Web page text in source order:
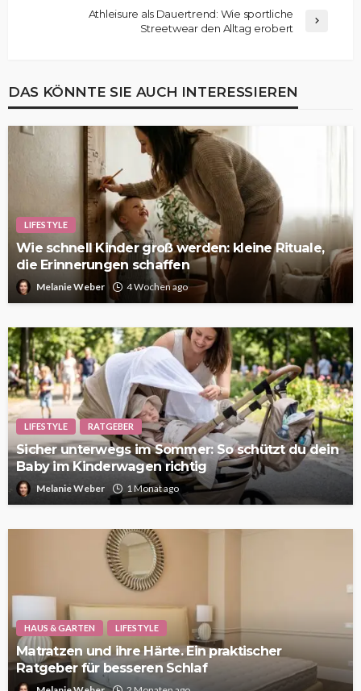
Athleisure als Dauertrend: Wie sportliche
Streetwear den Alltag erobert
DAS KÖNNTE SIE AUCH INTERESSIEREN
LIFESTYLE
Wie schnell Kinder groß werden: kleine Rituale,
die Erinnerungen schaffen
Melanie Weber 4 Wochen ago
LIFESTYLE RATGEBER
Sicher unterwegs im Sommer: So schützt du dein
Baby im Kinderwagen richtig
Melanie Weber 1 Monat ago
HAUS & GARTEN LIFESTYLE
Matratzen und ihre Härte. Ein praktischer
Ratgeber für besseren Schlaf